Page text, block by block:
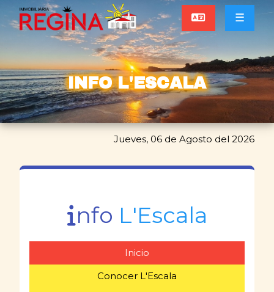
INFO L'ESCALA
☰
Jueves, 06 de Agosto del 2026
nfo L'Escala
Inicio
Conocer L'Escala